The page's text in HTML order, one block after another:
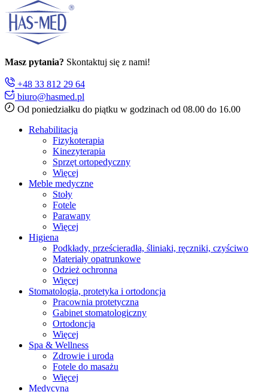
Masz pytania? Skontaktuj się z nami!
+48 33 812 29 64
biuro@hasmed.pl
Od poniedziałku do piątku w godzinach od 08.00 do 16.00
Rehabilitacja
Fizykoterapia
Kinezyterapia
Sprzęt ortopedyczny
Więcej
Meble medyczne
Stoły
Fotele
Parawany
Więcej
Higiena
Podkłady, prześcieradła, śliniaki, ręczniki, czyściwo
Materiały opatrunkowe
Odzież ochronna
Więcej
Stomatologia, protetyka i ortodoncja
Pracownia protetyczna
Gabinet stomatologiczny
Ortodoncja
Więcej
Spa & Wellness
Zdrowie i uroda
Fotele do masażu
Więcej
Medycyna